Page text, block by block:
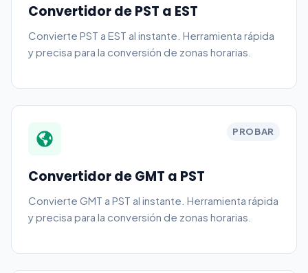
Convertidor de PST a EST
Convierte PST a EST al instante. Herramienta rápida
y precisa para la conversión de zonas horarias.
PROBAR
Convertidor de GMT a PST
Convierte GMT a PST al instante. Herramienta rápida
y precisa para la conversión de zonas horarias.